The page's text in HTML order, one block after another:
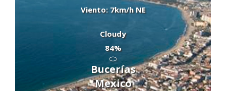
Viento: 7km/h NE
Cloudy
84%
Bucerías
Mexico